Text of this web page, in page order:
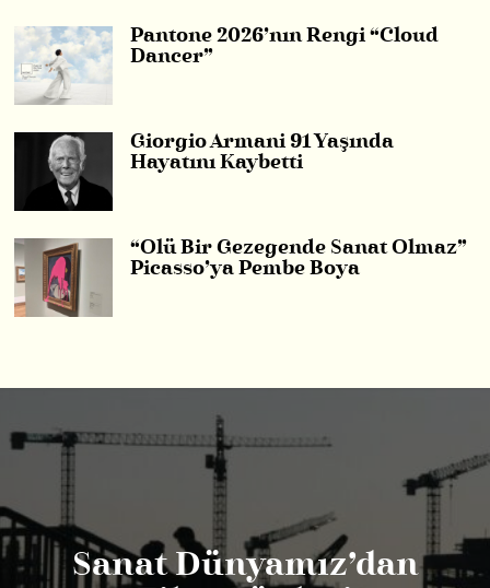
Pantone 2026’nın Rengi “Cloud
Dancer”
Giorgio Armani 91 Yaşında
Hayatını Kaybetti
“Ölü Bir Gezegende Sanat Olmaz”
Picasso’ya Pembe Boya
Sanat Dünyamız’dan